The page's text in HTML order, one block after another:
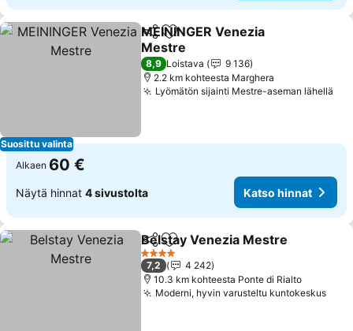
Suosittu valinta
Jaa Lisää suosikkeihin
MEININGER Venezia
Mestre
8,9 Loistava
9 136
2.2 km kohteesta Marghera
Lyömätön sijainti Mestre-aseman lähellä
Alkaen 60 €
Näytä hinnat 4 sivustolta Katso hinnat
Jaa Lisää suosikkeihin
Belstay Venezia Mestre
4 Tähtiluokitus
7,2
4 242
10.3 km kohteesta Ponte di Rialto
Moderni, hyvin varusteltu kuntokeskus